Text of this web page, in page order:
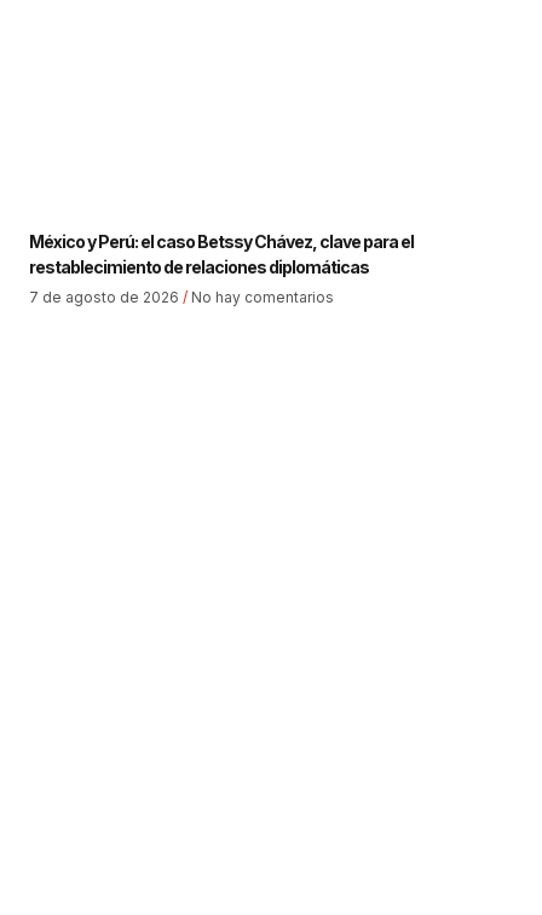
México y Perú: el caso Betssy Chávez, clave para el
restablecimiento de relaciones diplomáticas
7 de agosto de 2026 No hay comentarios